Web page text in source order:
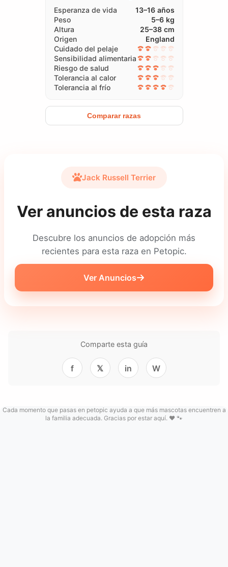
Esperanza de vida
13–16 años
Peso
5–6 kg
Altura
25–38 cm
Origen
England
Cuidado del pelaje
Sensibilidad alimentaria
Riesgo de salud
Tolerancia al calor
Tolerancia al frío
Comparar razas
Jack Russell Terrier
Ver anuncios de esta raza
Descubre los anuncios de adopción más
recientes para esta raza en Petopic.
Ver Anuncios
Comparte esta guía
f 𝕏 in W
Cada momento que pasas en petopic ayuda a que más mascotas encuentren a
la familia adecuada. Gracias por estar aquí. ❤️ 🐾